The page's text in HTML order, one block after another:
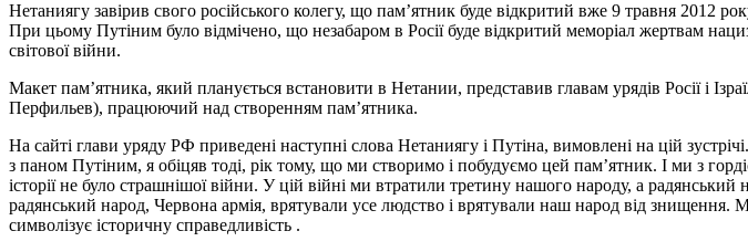
Нетаниягу завірив свого російського колегу, що пам’ятник буде відкритий вже 9 травня 2012
При цьому Путіним було відмічено, що незабаром в Росії буде відкритий меморіал жертвам
світової війни.
Макет пам’ятника, який планується встановити в Нетании, представив главам урядів Росії і
Перфильев), працюючий над створенням пам’ятника.
На сайті глави уряду РФ приведені наступні слова Нетаниягу і Путіна, вимовлені на цій
з паном Путіним, я обіцяв тоді, рік тому, що ми створимо і побудуємо цей пам’ятник. І ми з
історії не було страшнішої війни. У цій війні ми втратили третину нашого народу, а
радянський народ, Червона армія, врятували усе людство і врятували наш народ від знищення.
символізує історичну справедливість .